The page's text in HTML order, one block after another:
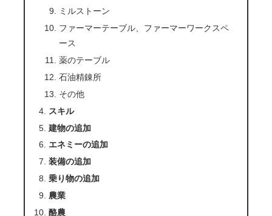
ミルストーン
ファーマーテーブル、ファーマーワークスペ
ース
薬のテーブル
石油精錬所
その他
スキル
建物の追加
エネミーの追加
装備の追加
乗り物の追加
農業
酪農